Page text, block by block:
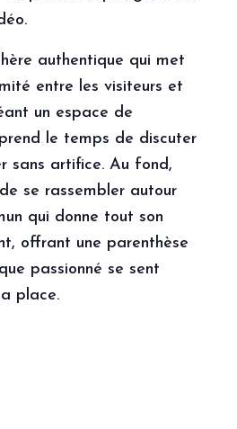
authentique qui met
entre les visiteurs et
un espace de
le temps de discuter
sans artifice. Au fond,
se rassembler autour
qui donne tout son
offrant une parenthèse
passionné se sent
place.